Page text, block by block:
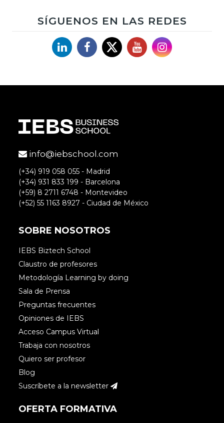
SÍGUENOS EN LAS REDES
LinkedinFacebook
X YouTubeInstagram
info@iebschool.com
(+34) 919 058 055 - Madrid
(+34) 931 833 199 - Barcelona
(+59) 8 2711 6748 - Montevideo
(+52) 55 1163 8927 - Ciudad de México
SOBRE NOSOTROS
IEBS Biztech School
Claustro de profesores
Metodología Learning by doing
Sala de Prensa
Preguntas frecuentes
Opiniones de IEBS
Acceso Campus Virtual
Trabaja con nosotros
Quiero ser profesor
Blog
Suscríbete a la newsletter
OFERTA FORMATIVA